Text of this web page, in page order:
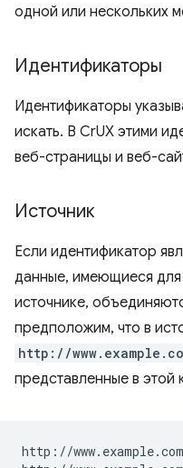
одной или нескольких
Идентификаторы
Идентификаторы
искать. В CrUX этими
веб-страницы и веб-
Источник
Если идентификатор
данные, имеющиеся для
источнике,
предположим, что в
http://
представленные в этой
http://